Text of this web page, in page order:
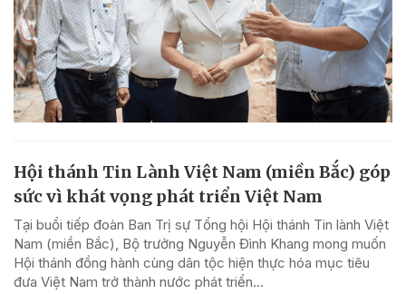
Hội thánh Tin Lành Việt Nam (miền Bắc) góp
sức vì khát vọng phát triển Việt Nam
Tại buổi tiếp đoàn Ban Trị sự Tổng hội Hội thánh Tin lành Việt
Nam (miền Bắc), Bộ trưởng Nguyễn Đình Khang mong muốn
Hội thánh đồng hành cùng dân tộc hiện thực hóa mục tiêu
đưa Việt Nam trở thành nước phát triển...